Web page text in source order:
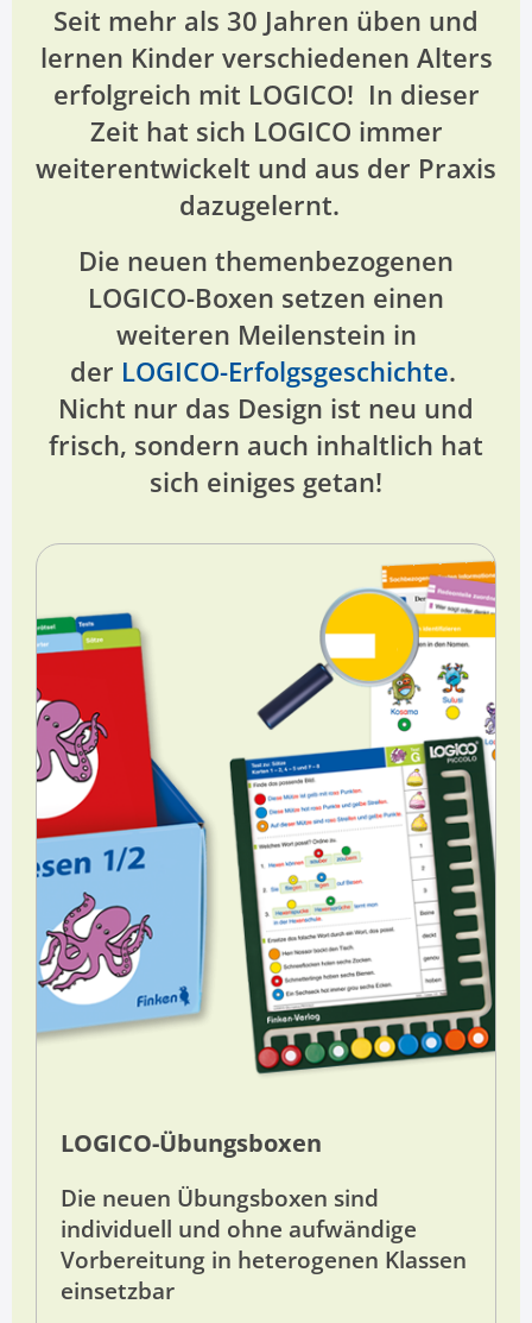
Seit mehr als 30 Jahren üben und
lernen Kinder verschiedenen Alters
erfolgreich mit LOGICO! In dieser
Zeit hat sich LOGICO immer
weiterentwickelt und aus der Praxis
dazugelernt.
Die neuen themenbezogenen
LOGICO-Boxen setzen einen
weiteren Meilenstein in
der LOGICO-Erfolgsgeschichte.
Nicht nur das Design ist neu und
frisch, sondern auch inhaltlich hat
sich einiges getan!
LOGICO-Übungsboxen
Die neuen Übungsboxen sind
individuell und ohne aufwändige
Vorbereitung in heterogenen Klassen
einsetzbar